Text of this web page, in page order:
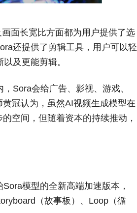
面长宽比方面都为用户提供了选
还提供了剪辑工具，用户可以轻
及更能剪辑。
Sora会给广告、影视、游戏、
冠认为，虽然AI视频生成模型在
空间，但随着资本的持续推动，
模型的全新高端加速版本，
（故事板）、Loop（循